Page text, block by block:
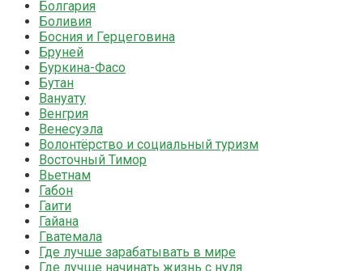
Болгария
Боливия
Босния и Герцеговина
Бруней
Буркина-Фасо
Бутан
Вануату
Венгрия
Венесуэла
Волонтёрство и социальный туризм
Восточный Тимор
Вьетнам
Габон
Гаити
Гайана
Гватемала
Где лучше зарабатывать в мире
Где лучше начинать жизнь с нуля